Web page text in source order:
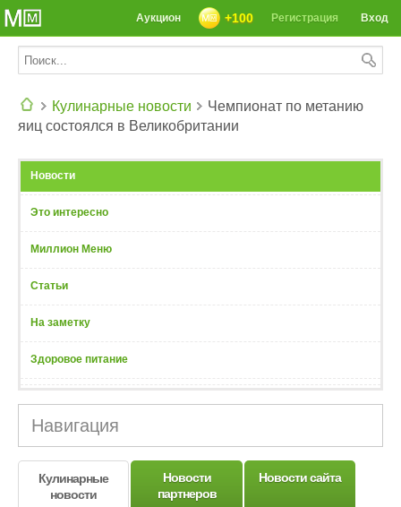
Вход
Регистрация
+100
Аукцион
Кулинарные новости
Чемпионат по метанию
яиц состоялся в Великобритании
Новости
Это интересно
Миллион Меню
Статьи
На заметку
Здоровое питание
Навигация
Кулинарные
новости
Новости
партнеров
Новости сайта